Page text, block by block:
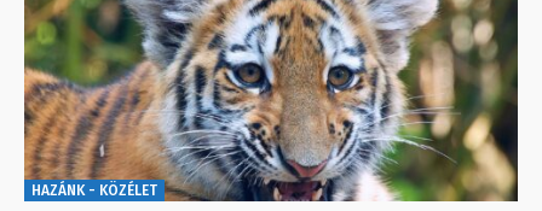
HAZÁNK - KÖZÉLET